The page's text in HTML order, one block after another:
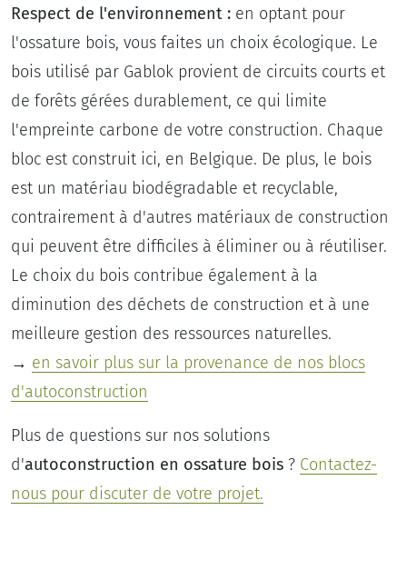
Respect de l'environnement : en optant pour
l'ossature bois, vous faites un choix écologique. Le
bois utilisé par Gablok provient de circuits courts et
de forêts gérées durablement, ce qui limite
l'empreinte carbone de votre construction. Chaque
bloc est construit ici, en Belgique. De plus, le bois
est un matériau biodégradable et recyclable,
contrairement à d'autres matériaux de construction
qui peuvent être difficiles à éliminer ou à réutiliser.
Le choix du bois contribue également à la
diminution des déchets de construction et à une
meilleure gestion des ressources naturelles.
→ en savoir plus sur la provenance de nos blocs
d'autoconstruction
Plus de questions sur nos solutions
d'autoconstruction en ossature bois ? Contactez-
nous pour discuter de votre projet.